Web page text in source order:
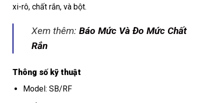
xi-rô, chất rắn, và bột.
Xem thêm: Báo Mức Và Đo Mức Chất
Rắn
Thông số kỹ thuật
Model: SB/RF